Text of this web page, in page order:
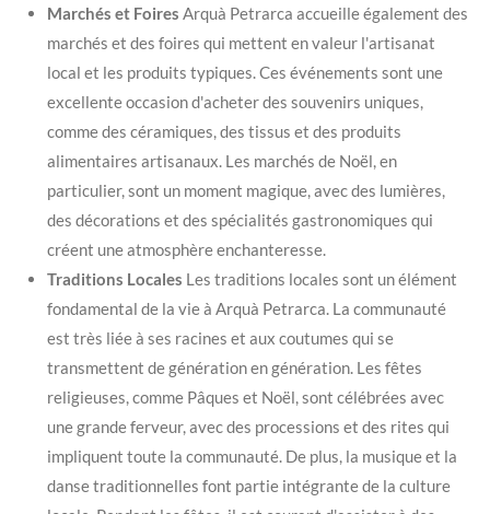
Marchés et Foires Arquà Petrarca accueille également des
marchés et des foires qui mettent en valeur l'artisanat
local et les produits typiques. Ces événements sont une
excellente occasion d'acheter des souvenirs uniques,
comme des céramiques, des tissus et des produits
alimentaires artisanaux. Les marchés de Noël, en
particulier, sont un moment magique, avec des lumières,
des décorations et des spécialités gastronomiques qui
créent une atmosphère enchanteresse.
Traditions Locales Les traditions locales sont un élément
fondamental de la vie à Arquà Petrarca. La communauté
est très liée à ses racines et aux coutumes qui se
transmettent de génération en génération. Les fêtes
religieuses, comme Pâques et Noël, sont célébrées avec
une grande ferveur, avec des processions et des rites qui
impliquent toute la communauté. De plus, la musique et la
danse traditionnelles font partie intégrante de la culture